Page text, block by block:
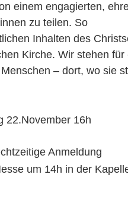
einem engagierten,
zu teilen. So
Inhalten des
Kirche. Wir stehen
– dort, wo sie
22.November 16h
Anmeldung
um 14h in der